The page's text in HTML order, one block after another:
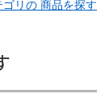
ゴリの 商品を探す